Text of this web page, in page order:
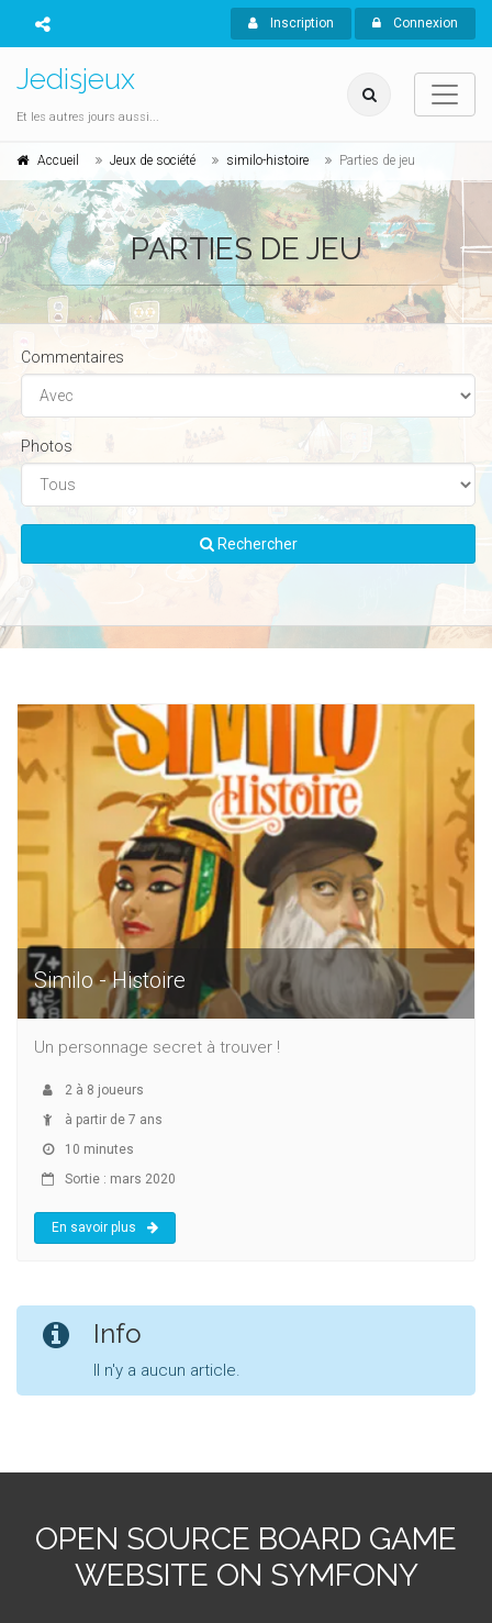
Inscription Connexion
Jedisjeux
Et les autres jours aussi...
Accueil Jeux de société similo-histoire Parties de jeu
PARTIES DE JEU
Commentaires
Photos
Rechercher
Similo - Histoire
Un personnage secret à trouver !
2 à 8 joueurs
à partir de 7 ans
10 minutes
Sortie : mars 2020
En savoir plus
Info
Il n'y a aucun article.
OPEN SOURCE BOARD GAME
WEBSITE ON SYMFONY